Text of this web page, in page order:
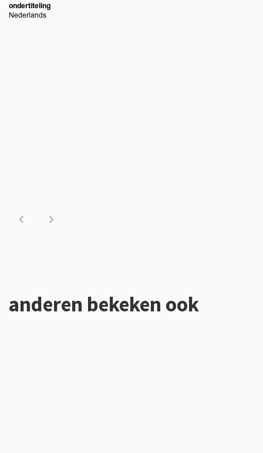
ondertiteling
Nederlands
anderen bekeken ook